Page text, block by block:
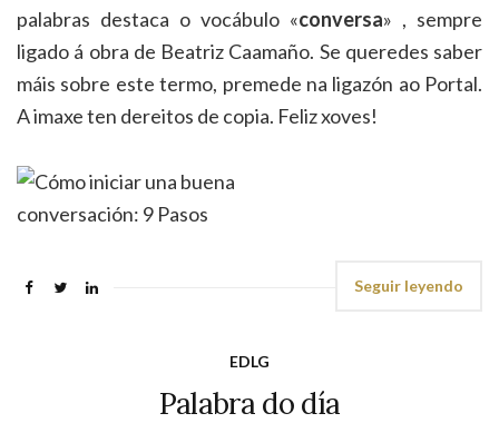
palabras destaca o vocábulo «conversa» , sempre
ligado á obra de Beatriz Caamaño. Se queredes saber
máis sobre este termo, premede na ligazón ao Portal.
A imaxe ten dereitos de copia. Feliz xoves!
Seguir leyendo
EDLG
Palabra do día